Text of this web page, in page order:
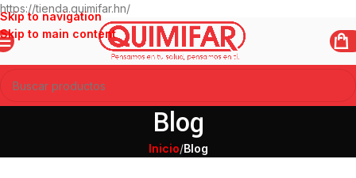
https://tienda.quimifar.hn/
Skip to navigation
Skip to main content
Blog
Inicio/Blog